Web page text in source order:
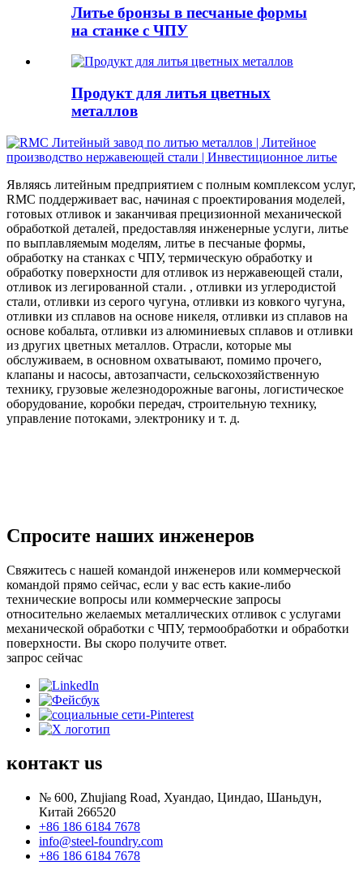
Литье бронзы в песчаные формы
на станке с ЧПУ
Продукт для литья цветных
металлов
Являясь литейным предприятием с полным комплексом услуг,
RMC поддерживает вас, начиная с проектирования моделей,
готовых отливок и заканчивая прецизионной механической
обработкой деталей, предоставляя инженерные услуги, литье
по выплавляемым моделям, литье в песчаные формы,
обработку на станках с ЧПУ, термическую обработку и
обработку поверхности для отливок из нержавеющей стали,
отливок из легированной стали. , отливки из углеродистой
стали, отливки из серого чугуна, отливки из ковкого чугуна,
отливки из сплавов на основе никеля, отливки из сплавов на
основе кобальта, отливки из алюминиевых сплавов и отливки
из других цветных металлов. Отрасли, которые мы
обслуживаем, в основном охватывают, помимо прочего,
клапаны и насосы, автозапчасти, сельскохозяйственную
технику, грузовые железнодорожные вагоны, логистическое
оборудование, коробки передач, строительную технику,
управление потоками, электронику и т. д.
Спросите наших инженеров
Свяжитесь с нашей командой инженеров или коммерческой
командой прямо сейчас, если у вас есть какие-либо
технические вопросы или коммерческие запросы
относительно желаемых металлических отливок с услугами
механической обработки с ЧПУ, термообработки и обработки
поверхности. Вы скоро получите ответ.
запрос сейчас
контакт us
№ 600, Zhujiang Road, Хуандао, Циндао, Шаньдун,
Китай 266520
+86 186 6184 7678
info@steel-foundry.com
+86 186 6184 7678